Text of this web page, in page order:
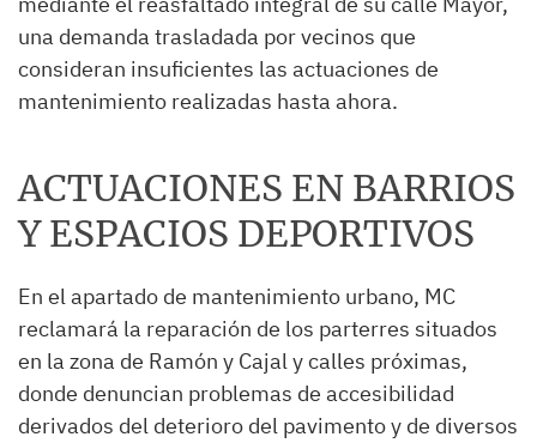
una demanda trasladada por vecinos que
consideran insuficientes las actuaciones de
mantenimiento realizadas hasta ahora.
ACTUACIONES EN BARRIOS
Y ESPACIOS DEPORTIVOS
En el apartado de mantenimiento urbano, MC
reclamará la reparación de los parterres situados
en la zona de Ramón y Cajal y calles próximas,
donde denuncian problemas de accesibilidad
derivados del deterioro del pavimento y de diversos